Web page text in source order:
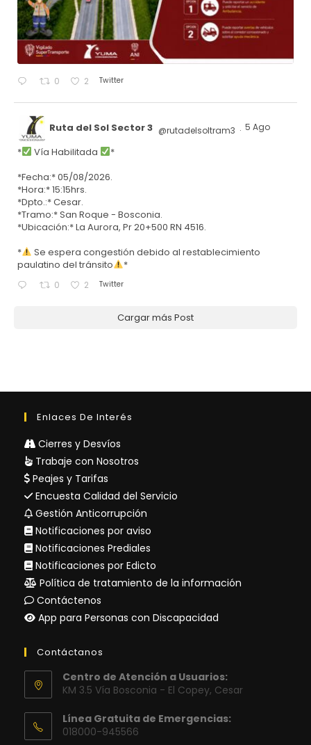
0 2 Twitter
Ruta del Sol Sector 3 @rutadelsoltram3 · 5 Ago
* Vía Habilitada
*
*Fecha:* 05/08/2026.
*Hora:* 15:15hrs.
*Dpto.:* Cesar.
*Tramo:* San Roque - Bosconia.
*Ubicación:* La Aurora, Pr 20+500 RN 4516.
*
Se espera congestión debido al restablecimiento
paulatino del tránsito
*
0 2 Twitter
Cargar más Post
Enlaces De Interés
Cierres y Desvíos
Trabaje con Nosotros
Peajes y Tarifas
Encuesta Calidad del Servicio
Gestión Anticorrupción
Notificaciones por aviso
Notificaciones Prediales
Notificaciones por Edicto
Política de tratamiento de la información
Contáctenos
App para Personas con Discapacidad
Contáctanos
Centro de Atención a Usuarios:
KM 3.5 Vía Bosconia - El Copey, Cesar
Línea Gratuita de Emergencias:
018000-945566